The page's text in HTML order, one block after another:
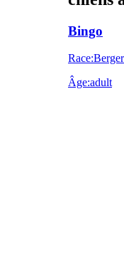
Bingo
Race:
Âge:adult